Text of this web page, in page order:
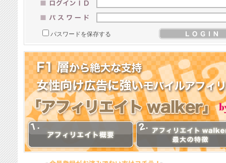
パスワードを保存する